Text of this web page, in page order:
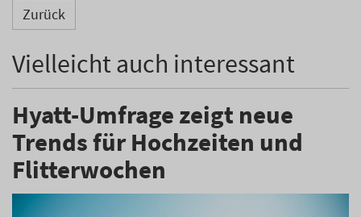
Zurück
Vielleicht auch interessant
Hyatt-Umfrage zeigt neue
Trends für Hochzeiten und
Flitterwochen